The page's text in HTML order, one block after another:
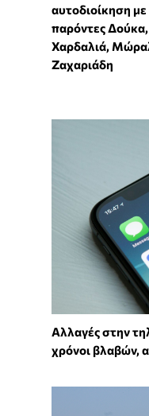
αυτοδιοίκηση με
παρόντες Δούκα,
Χαρδαλιά,
Ζαχαριάδη
Αλλαγές στην
χρόνοι βλαβών,